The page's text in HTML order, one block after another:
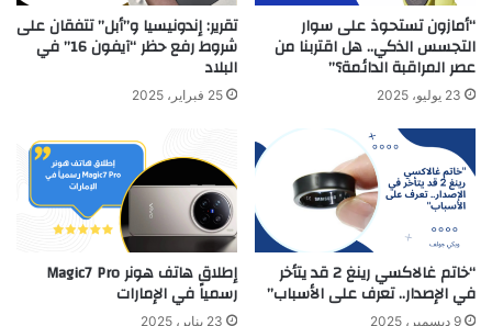
“أمازون تستحوذ على سوار
التجسس الذكي.. هل اقتربنا من
عصر المراقبة الدائمة؟”
23 يوليو، 2025
تقرير: إندونيسيا و”أبل” تتفقان على
شروط رفع حظر “آيفون 16” في
البلاد
25 فبراير، 2025
“خاتم غالاكسي رينغ 2 قد يتأخر
في الإصدار.. تعرف على الأسباب”
9 ديسمبر، 2025
إطلاق هاتف هونر Magic7 Pro
رسمياً في الإمارات
23 يناير، 2025